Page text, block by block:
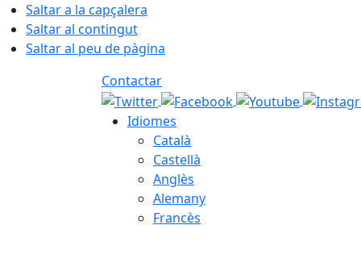
Saltar a la capçalera
Saltar al contingut
Saltar al peu de pàgina
Contactar
Idiomes
Català
Castellà
Anglès
Alemany
Francès